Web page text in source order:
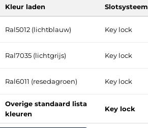
Kleur laden Slotsysteem
Ral5012 (lichtblauw) Key lock
Ral7035 (lichtgrijs) Key lock
Ral6011 (resedagroen) Key lock
Overige standaard lista
kleuren
Key lock